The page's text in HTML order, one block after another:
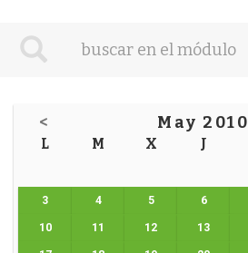
< May 2010
L M X J
3 4 5 6
10 11 12 13